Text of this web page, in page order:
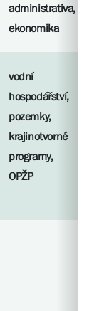
administrativa,
ekonomika
vodní
hospodářství,
pozemky,
krajinotvorné
programy,
OPŽP